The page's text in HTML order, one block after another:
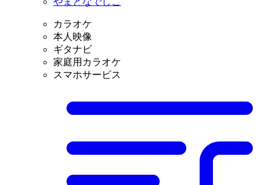
カラオケ
本人映像
ギタナビ
家庭用カラオケ
スマホサービス